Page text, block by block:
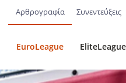
Αρθρογραφία Συνεντεύξεις
EuroLeague EliteLeague